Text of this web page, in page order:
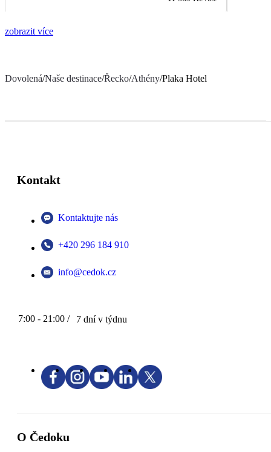
zobrazit více
Dovolená/Naše destinace/Řecko/Athény/Plaka Hotel
Kontakt
Kontaktujte nás
+420 296 184 910
info@cedok.cz
7:00 - 21:00 / 7 dní v týdnu
O Čedoku